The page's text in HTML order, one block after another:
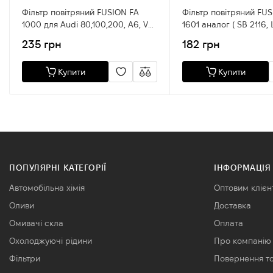
Фільтр повітряний FUSION FA
1000 для Audi 80,100,200, A6, VW
235 грн
Купити
Фільтр повітряний
1601 аналог ( SB 2116,
AVEO,DAEWOO LANOS
182 грн
Купити
ПОПУЛЯРНІ КАТЕГОРІЇ
Автомобільна хімія
Оливи
Омивачі скла
Охолоджуючі рідини
Фільтри
ІНФОРМАЦІЯ
Оптовим
Доставка
Оплата
Про компанію
Повернення